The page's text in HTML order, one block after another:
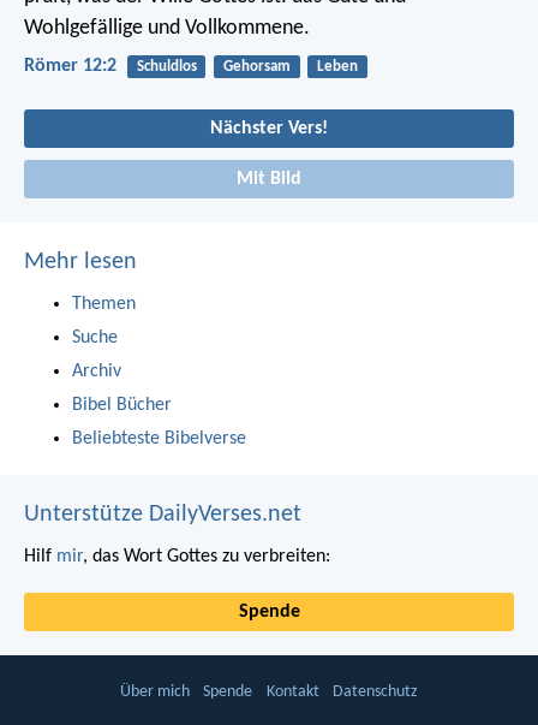
Wohlgefällige und Vollkommene.
Römer 12:2 Schuldlos Gehorsam Leben
Nächster Vers!
Mit Bild
Mehr lesen
Themen
Suche
Archiv
Bibel Bücher
Beliebteste Bibelverse
Unterstütze DailyVerses.net
Hilf mir, das Wort Gottes zu verbreiten:
Spende
Über mich Spende Kontakt Datenschutz